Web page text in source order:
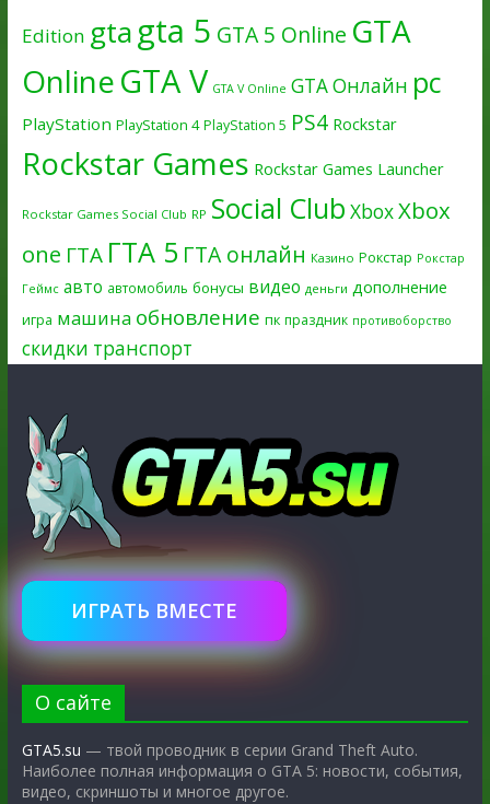
Edition gtagta 5 GTA 5 Online GTA
OnlineGTA V GTA V Online GTA Онлайн pc
PlayStation PlayStation 4 PlayStation 5 PS4 Rockstar
Rockstar Games Rockstar Games Launcher
Rockstar Games Social Club RP Social Club XboxXbox
one ГТА ГТА 5 ГТА онлайн Казино Рокстар Рокстар
Геймс авто автомобиль бонусы видео деньги дополнение
игра машина обновление пк праздник противоборство
скидки транспорт
ИГРАТЬ ВМЕСТЕ
О сайте
GTA5.su — твой проводник в серии Grand Theft Auto.
Наиболее полная информация о GTA 5: новости, события,
видео, скриншоты и многое другое.